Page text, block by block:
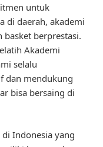
untuk
di daerah, akademi
berprestasi.
Akademi
selalu
dan mendukung
bisa bersaing di
Indonesia yang